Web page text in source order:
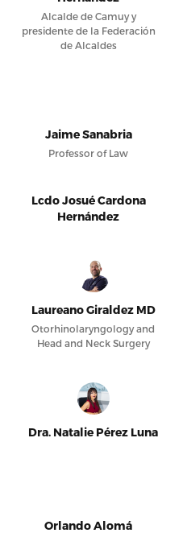
Alcalde de Camuy y
presidente de la Federación
de Alcaldes
Jaime Sanabria
Professor of Law
Lcdo Josué Cardona
Hernández
Laureano Giraldez MD
Otorhinolaryngology and
Head and Neck Surgery
Dra. Natalie Pérez Luna
Orlando Alomá